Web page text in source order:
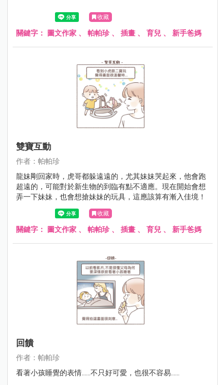
收藏
關鍵字： 圖文作家 、 帕帕珍、 插畫 、 育兒 、 新手爸媽
雙寶互動
作者：帕帕珍
龍妹剛回家時，虎哥都躲遠遠的，尤其妹妹哭起來，他會跑
超遠的，可能對於新生物的到臨有點不適應。現在開始會想
弄一下妹妹，也會想搶妹妹的玩具，這應該算有漸入佳境！
收藏
關鍵字： 圖文作家 、 帕帕珍、 插畫 、 育兒 、 新手爸媽
回饋
作者：帕帕珍
看著小孩睡覺的表情......不只好可愛，也很不容易......